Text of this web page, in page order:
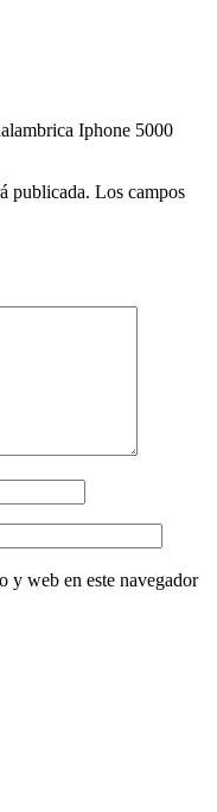
Iphone 5000
publicada. Los campos
y web en este navegador